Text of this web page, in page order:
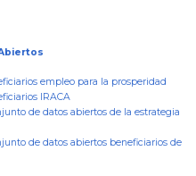
empleo para la prosperidad
IRACA
de datos abiertos de la estrategia
de datos abiertos beneficiarios de